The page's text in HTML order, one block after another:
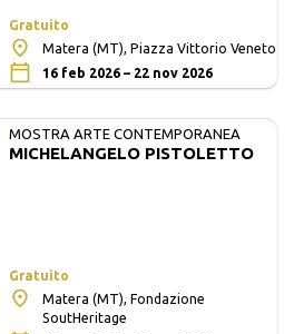
Gratuito
Matera (MT), Piazza Vittorio Veneto
16 feb 2026 – 22 nov 2026
MOSTRA ARTE CONTEMPORANEA
MICHELANGELO PISTOLETTO
Gratuito
Matera (MT), Fondazione
SoutHeritage